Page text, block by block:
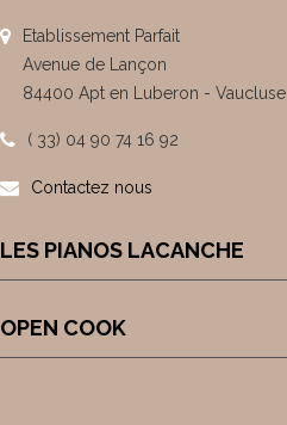
Etablissement Parfait
Avenue de Lançon
84400 Apt en Luberon - Vaucluse
( 33) 04 90 74 16 92
Contactez nous
LES PIANOS LACANCHE
OPEN COOK